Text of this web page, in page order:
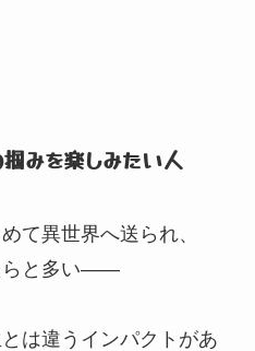
みを楽しみたい人
て異世界へ送られ、
らと多い——
は違うインパクトがあ